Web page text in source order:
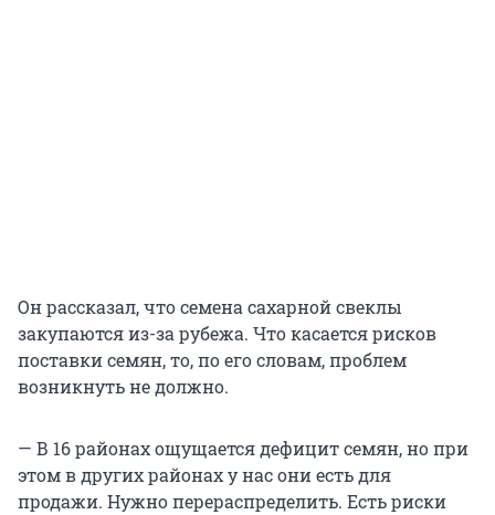
Он рассказал, что семена сахарной свеклы
закупаются из-за рубежа. Что касается рисков
поставки семян, то, по его словам, проблем
возникнуть не должно.
— В 16 районах ощущается дефицит семян, но при
этом в других районах у нас они есть для
продажи. Нужно перераспределить. Есть риски